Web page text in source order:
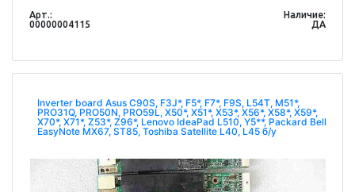
Арт.:
00000004115
Наличие:
ДА
Inverter board Asus C90S, F3J*, F5*, F7*, F9S, L54T, M51*,
PRO31Q, PRO50N, PRO59L, X50*, X51*, X53*, X56*, X58*, X59*,
X70*, X71*, Z53*, Z96*, Lenovo IdeaPad L510, Y5**, Packard Bell
EasyNote MX67, ST85, Toshiba Satellite L40, L45 б/у